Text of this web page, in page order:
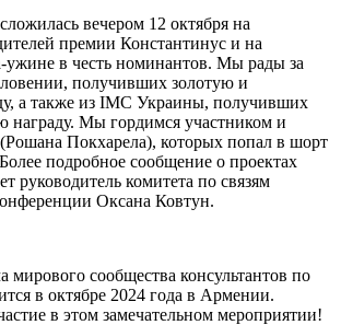
вечером 12 октября на
премии Константинус и на
ужине в честь номинантов. Мы рады за
получивших золотую и
а также из IMC Украины, получивших
награду. Мы гордимся участником и
Покхарела), которых попал в шорт
подробное сообщение о проектах
руководитель комитета по связям
Оксана Ковтун.
мирового сообщества консультантов по
в октябре 2024 года в Армении.
в этом замечательном мероприятии!